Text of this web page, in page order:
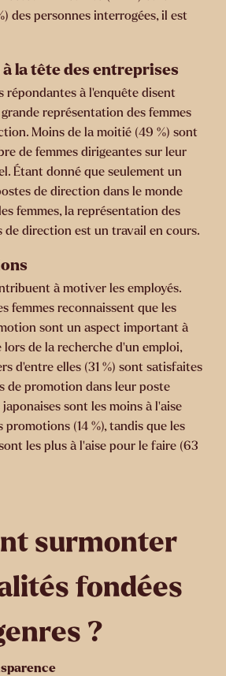
des personnes interrogées, il est
à la tête des entreprises
répondantes à l'enquête disent
représentation des femmes
Moins de la moitié (49 %) sont
de femmes dirigeantes sur leur
Étant donné que seulement un
de direction dans le monde
femmes, la représentation des
de direction est un travail en cours.
à motiver les employés.
femmes reconnaissent que les
sont un aspect important à
de la recherche d'un emploi,
d'entre elles (31 %) sont satisfaites
de promotion dans leur poste
sont les moins à l'aise
promotions (14 %), tandis que les
les plus à l'aise pour le faire (63
surmonter
fondées
?